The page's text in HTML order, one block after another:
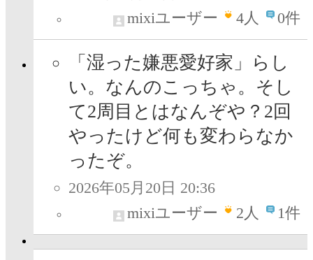
mixiユーザー
4人 0件
「湿った嫌悪愛好家」らし
い。なんのこっちゃ。そし
て2周目とはなんぞや？2回
やったけど何も変わらなか
ったぞ。
2026年05月20日 20:36
mixiユーザー
2人 1件